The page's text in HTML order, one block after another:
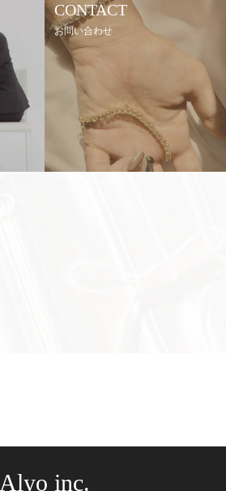
CONTACT
お問い合わせ
Alyo inc.